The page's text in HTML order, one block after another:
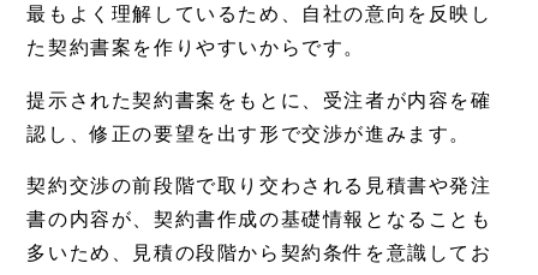
最もよく理解しているため、自社の意向を反映し
た契約書案を作りやすいからです。
提示された契約書案をもとに、受注者が内容を確
認し、修正の要望を出す形で交渉が進みます。
契約交渉の前段階で取り交わされる見積書や発注
書の内容が、契約書作成の基礎情報となることも
多いため、見積の段階から契約条件を意識してお